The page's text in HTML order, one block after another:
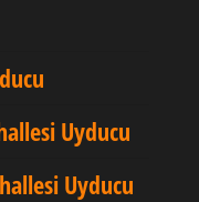
Uyducu
Uyducu